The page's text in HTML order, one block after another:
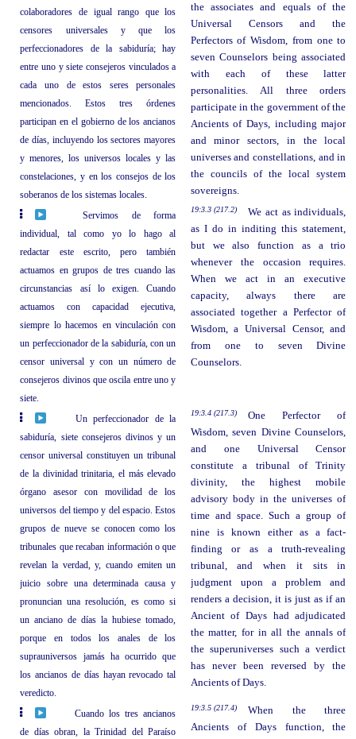
colaboradores de igual rango que los
censores universales y que los
perfeccionadores de la sabiduría; hay
entre uno y siete consejeros vinculados a
cada uno de estos seres personales
mencionados. Estos tres órdenes
participan en el gobierno de los ancianos
de días, incluyendo los sectores mayores
y menores, los universos locales y las
constelaciones, y en los consejos de los
soberanos de los sistemas locales.
the associates and equals of the
Universal Censors and the
Perfectors of Wisdom, from one to
seven Counselors being associated
with each of these latter
personalities. All three orders
participate in the government of the
Ancients of Days, including major
and minor sectors, in the local
universes and constellations, and in
the councils of the local system
sovereigns.
Servimos de forma
individual, tal como yo lo hago al
redactar este escrito, pero también
actuamos en grupos de tres cuando las
circunstancias así lo exigen. Cuando
actuamos con capacidad ejecutiva,
siempre lo hacemos en vinculación con
un perfeccionador de la sabiduría, con un
censor universal y con un número de
consejeros divinos que oscila entre uno y
siete.
19:3.3 (217.2)
We act as individuals,
as I do in inditing this statement,
but we also function as a trio
whenever the occasion requires.
When we act in an executive
capacity, always there are
associated together a Perfector of
Wisdom, a Universal Censor, and
from one to seven Divine
Counselors.
Un perfeccionador de la
sabiduría, siete consejeros divinos y un
censor universal constituyen un tribunal
de la divinidad trinitaria, el más elevado
órgano asesor con movilidad de los
universos del tiempo y del espacio. Estos
grupos de nueve se conocen como los
tribunales que recaban información o que
revelan la verdad, y, cuando emiten un
juicio sobre una determinada causa y
pronuncian una resolución, es como si
un anciano de días la hubiese tomado,
porque en todos los anales de los
suprauniversos jamás ha ocurrido que
los ancianos de días hayan revocado tal
veredicto.
19:3.4 (217.3)
One Perfector of
Wisdom, seven Divine Counselors,
and one Universal Censor
constitute a tribunal of Trinity
divinity, the highest mobile
advisory body in the universes of
time and space. Such a group of
nine is known either as a fact-
finding or as a truth-revealing
tribunal, and when it sits in
judgment upon a problem and
renders a decision, it is just as if an
Ancient of Days had adjudicated
the matter, for in all the annals of
the superuniverses such a verdict
has never been reversed by the
Ancients of Days.
Cuando los tres ancianos
de días obran, la Trinidad del Paraíso
19:3.5 (217.4)
When the three
Ancients of Days function, the